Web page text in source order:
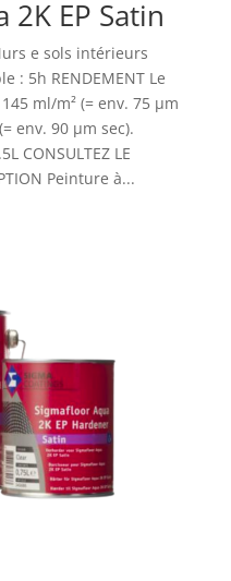
EP Satin
e sols intérieurs
: 5h RENDEMENT Le
ml/m² (= env. 75 µm
env. 90 µm sec).
CONSULTEZ LE
Peinture à...